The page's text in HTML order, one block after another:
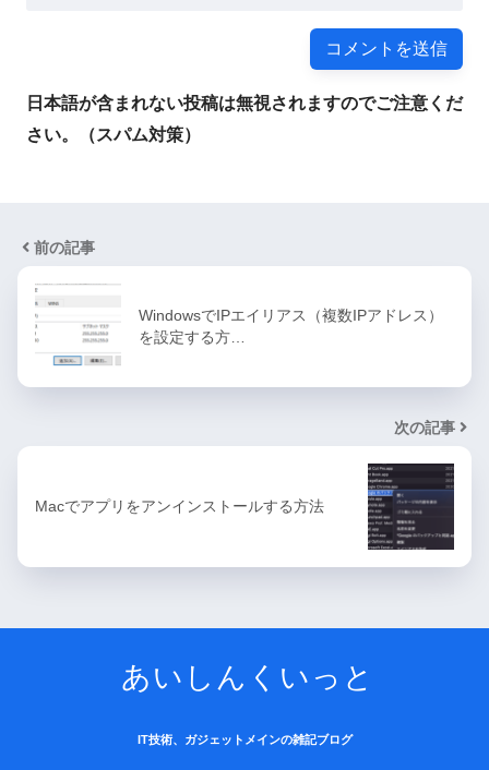
日本語が含まれない投稿は無視されますのでご注意くだ
さい。（スパム対策）
前の記事
WindowsでIPエイリアス（複数IPアドレス）
を設定する方…
次の記事
Macでアプリをアンインストールする方法
あいしんくいっと
IT技術、ガジェットメインの雑記ブログ